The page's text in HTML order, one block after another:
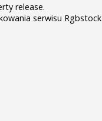
release.
serwisu Rgbstock